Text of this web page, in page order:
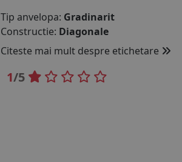
Tip anvelopa: Gradinarit
Constructie: Diagonale
Citeste mai mult despre etichetare
1/5